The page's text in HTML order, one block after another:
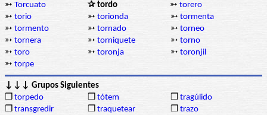
➳ Torcuato ✰ tordo ➳ torero
➳ torio ➳ torionda ➳ tormenta
➳ tormento ➳ tornado ➳ torneo
➳ tornera ➳ torniquete ➳ torno
➳ toro ➳ toronja ➳ toronjil
➳ torpe
↓↓↓ Grupos Siguientes
❒ torpedo ❒ tótem ❒ tragúlido
❒ transgredir ❒ traquetear ❒ trazo